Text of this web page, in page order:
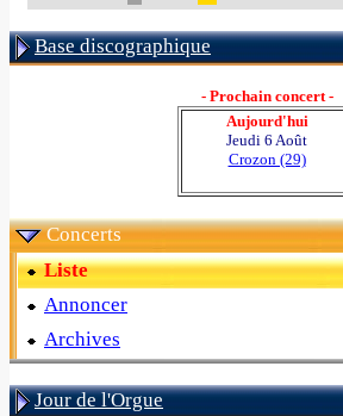
Base discographique
- Prochain concert -
Aujourd'hui
Jeudi 6 Août
Crozon (29)
Concerts
Liste
Annoncer
Archives
Jour de l'Orgue